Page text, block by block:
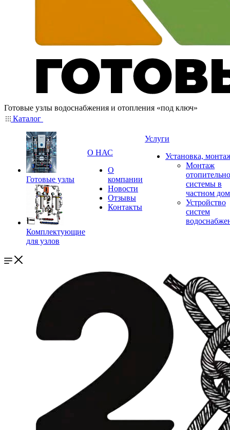
Готовые узлы водоснабжения и отопления «под ключ»
Каталог
Готовые узлы
Комплектующие
для узлов
О НАС
О
компании
Новости
Отзывы
Контакты
Услуги
Установка,
Монтаж
системы в
частном
Устройство
систем